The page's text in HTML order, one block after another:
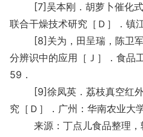
[7]吴本刚．胡萝卜催化式
联合干燥技术研究［Ｄ］．镇
[8]关为，田呈瑞，陈卫军
分辨识中的应用［Ｊ］．食品
59．
[9]徐凤英．荔枝真空红外
究［Ｄ］．广州：华南农业大
来源：丁点儿食品整理，